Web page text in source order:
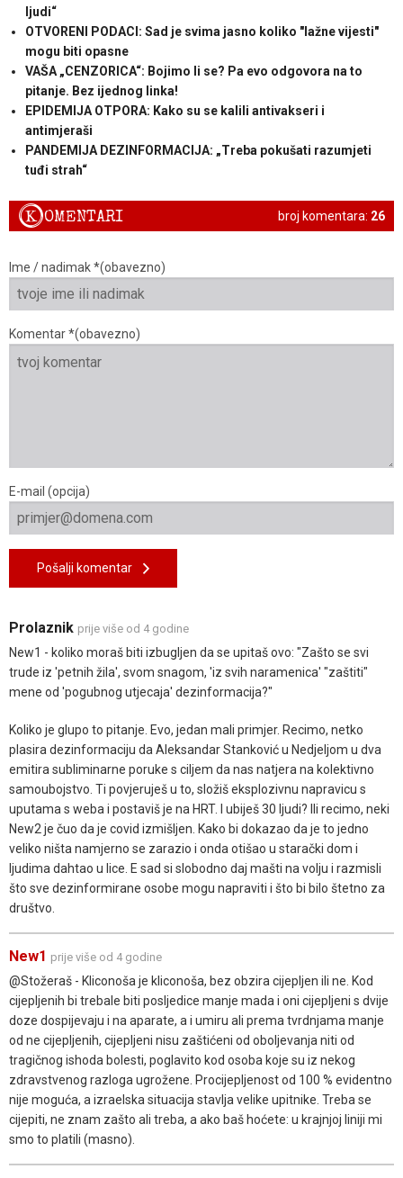
ljudi“
OTVORENI PODACI: Sad je svima jasno koliko "lažne vijesti"
mogu biti opasne
VAŠA „CENZORICA“: Bojimo li se? Pa evo odgovora na to
pitanje. Bez ijednog linka!
EPIDEMIJA OTPORA: Kako su se kalili antivakseri i
antimjeraši
PANDEMIJA DEZINFORMACIJA: „Treba pokušati razumjeti
tuđi strah“
broj komentara: 26
KOMENTARI
Ime / nadimak *(obavezno)
Komentar *(obavezno)
E-mail (opcija)
Pošalji komentar
Prolaznik prije više od 4 godine
New1 - koliko moraš biti izbugljen da se upitaš ovo: "Zašto se svi
trude iz 'petnih žila', svom snagom, 'iz svih naramenica' "zaštiti"
mene od 'pogubnog utjecaja' dezinformacija?"
Koliko je glupo to pitanje. Evo, jedan mali primjer. Recimo, netko
plasira dezinformaciju da Aleksandar Stanković u Nedjeljom u dva
emitira subliminarne poruke s ciljem da nas natjera na kolektivno
samoubojstvo. Ti povjeruješ u to, složiš eksplozivnu napravicu s
uputama s weba i postaviš je na HRT. I ubiješ 30 ljudi? Ili recimo, neki
New2 je čuo da je covid izmišljen. Kako bi dokazao da je to jedno
veliko ništa namjerno se zarazio i onda otišao u starački dom i
ljudima dahtao u lice. E sad si slobodno daj mašti na volju i razmisli
što sve dezinformirane osobe mogu napraviti i što bi bilo štetno za
društvo.
New1 prije više od 4 godine
@Stožeraš - Kliconoša je kliconoša, bez obzira cijepljen ili ne. Kod
cijepljenih bi trebale biti posljedice manje mada i oni cijepljeni s dvije
doze dospijevaju i na aparate, a i umiru ali prema tvrdnjama manje
od ne cijepljenih, cijepljeni nisu zaštićeni od oboljevanja niti od
tragičnog ishoda bolesti, poglavito kod osoba koje su iz nekog
zdravstvenog razloga ugrožene. Procijepljenost od 100 % evidentno
nije moguća, a izraelska situacija stavlja velike upitnike. Treba se
cijepiti, ne znam zašto ali treba, a ako baš hoćete: u krajnjoj liniji mi
smo to platili (masno).